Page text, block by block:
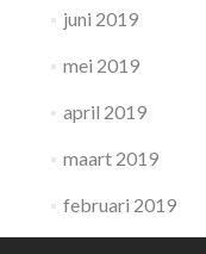
juni 2019
mei 2019
april 2019
maart 2019
februari 2019